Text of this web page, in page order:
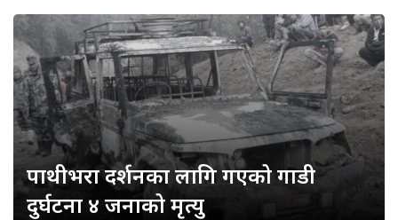
पाथीभरा दर्शनका लागि गएको गाडी
दुर्घटना ४ जनाको मृत्यु